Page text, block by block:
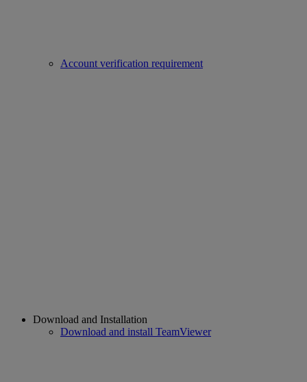
Account verification requirement
Download and Installation
Download and install TeamViewer